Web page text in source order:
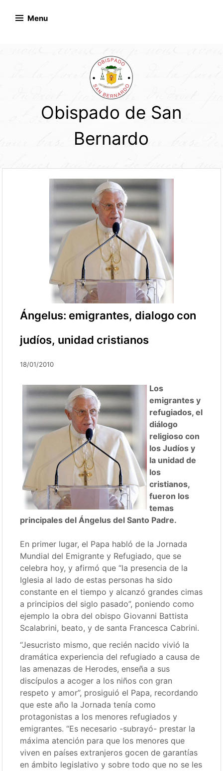
Menu
Obispado de San
Bernardo
Ángelus: emigrantes, dialogo con
judíos, unidad cristianos
18/01/2010
Los
emigrantes y
refugiados, el
diálogo
religioso con
los Judíos y
la unidad de
los
cristianos,
fueron los
temas
principales del Ángelus del Santo Padre.
En primer lugar, el Papa habló de la Jornada
Mundial del Emigrante y Refugiado, que se
celebra hoy, y afirmó que “la presencia de la
Iglesia al lado de estas personas ha sido
constante en el tiempo y alcanzó grandes cimas
a principios del siglo pasado”, poniendo como
ejemplo la obra del obispo Giovanni Battista
Scalabrini, beato, y de santa Francesca Cabrini.
“Jesucristo mismo, que recién nacido vivió la
dramática experiencia del refugiado a causa de
las amenazas de Herodes, enseña a sus
discípulos a acoger a los niños con gran
respeto y amor”, prosiguió el Papa, recordando
que este año la Jornada tenía como
protagonistas a los menores refugiados y
emigrantes. “Es necesario -subrayó- prestar la
máxima atención para que los menores que
viven en países extranjeros gocen de garantías
en ámbito legislativo y sobre todo que no se les